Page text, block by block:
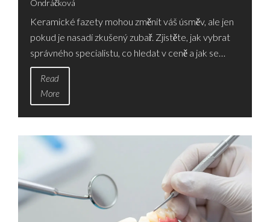
VÝSLEDEK
Ondráčková
Keramické fazety mohou změnit váš úsměv, ale jen
pokud je nasadí zkušený zubař. Zjistěte, jak vybrat
správného specialistu, co hledat v ceně a jak se
starat o fazety po nasazení.
Read
More